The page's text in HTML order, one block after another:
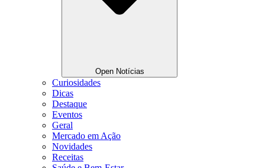
Open Notícias
Curiosidades
Dicas
Destaque
Eventos
Geral
Mercado em Ação
Novidades
Receitas